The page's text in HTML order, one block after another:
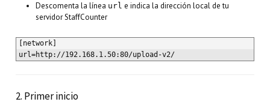
Descomenta la línea url e indica la dirección local de tu
servidor StaffCounter
[network]
url=http://192.168.1.50:80/upload-v2/
2. Primer inicio